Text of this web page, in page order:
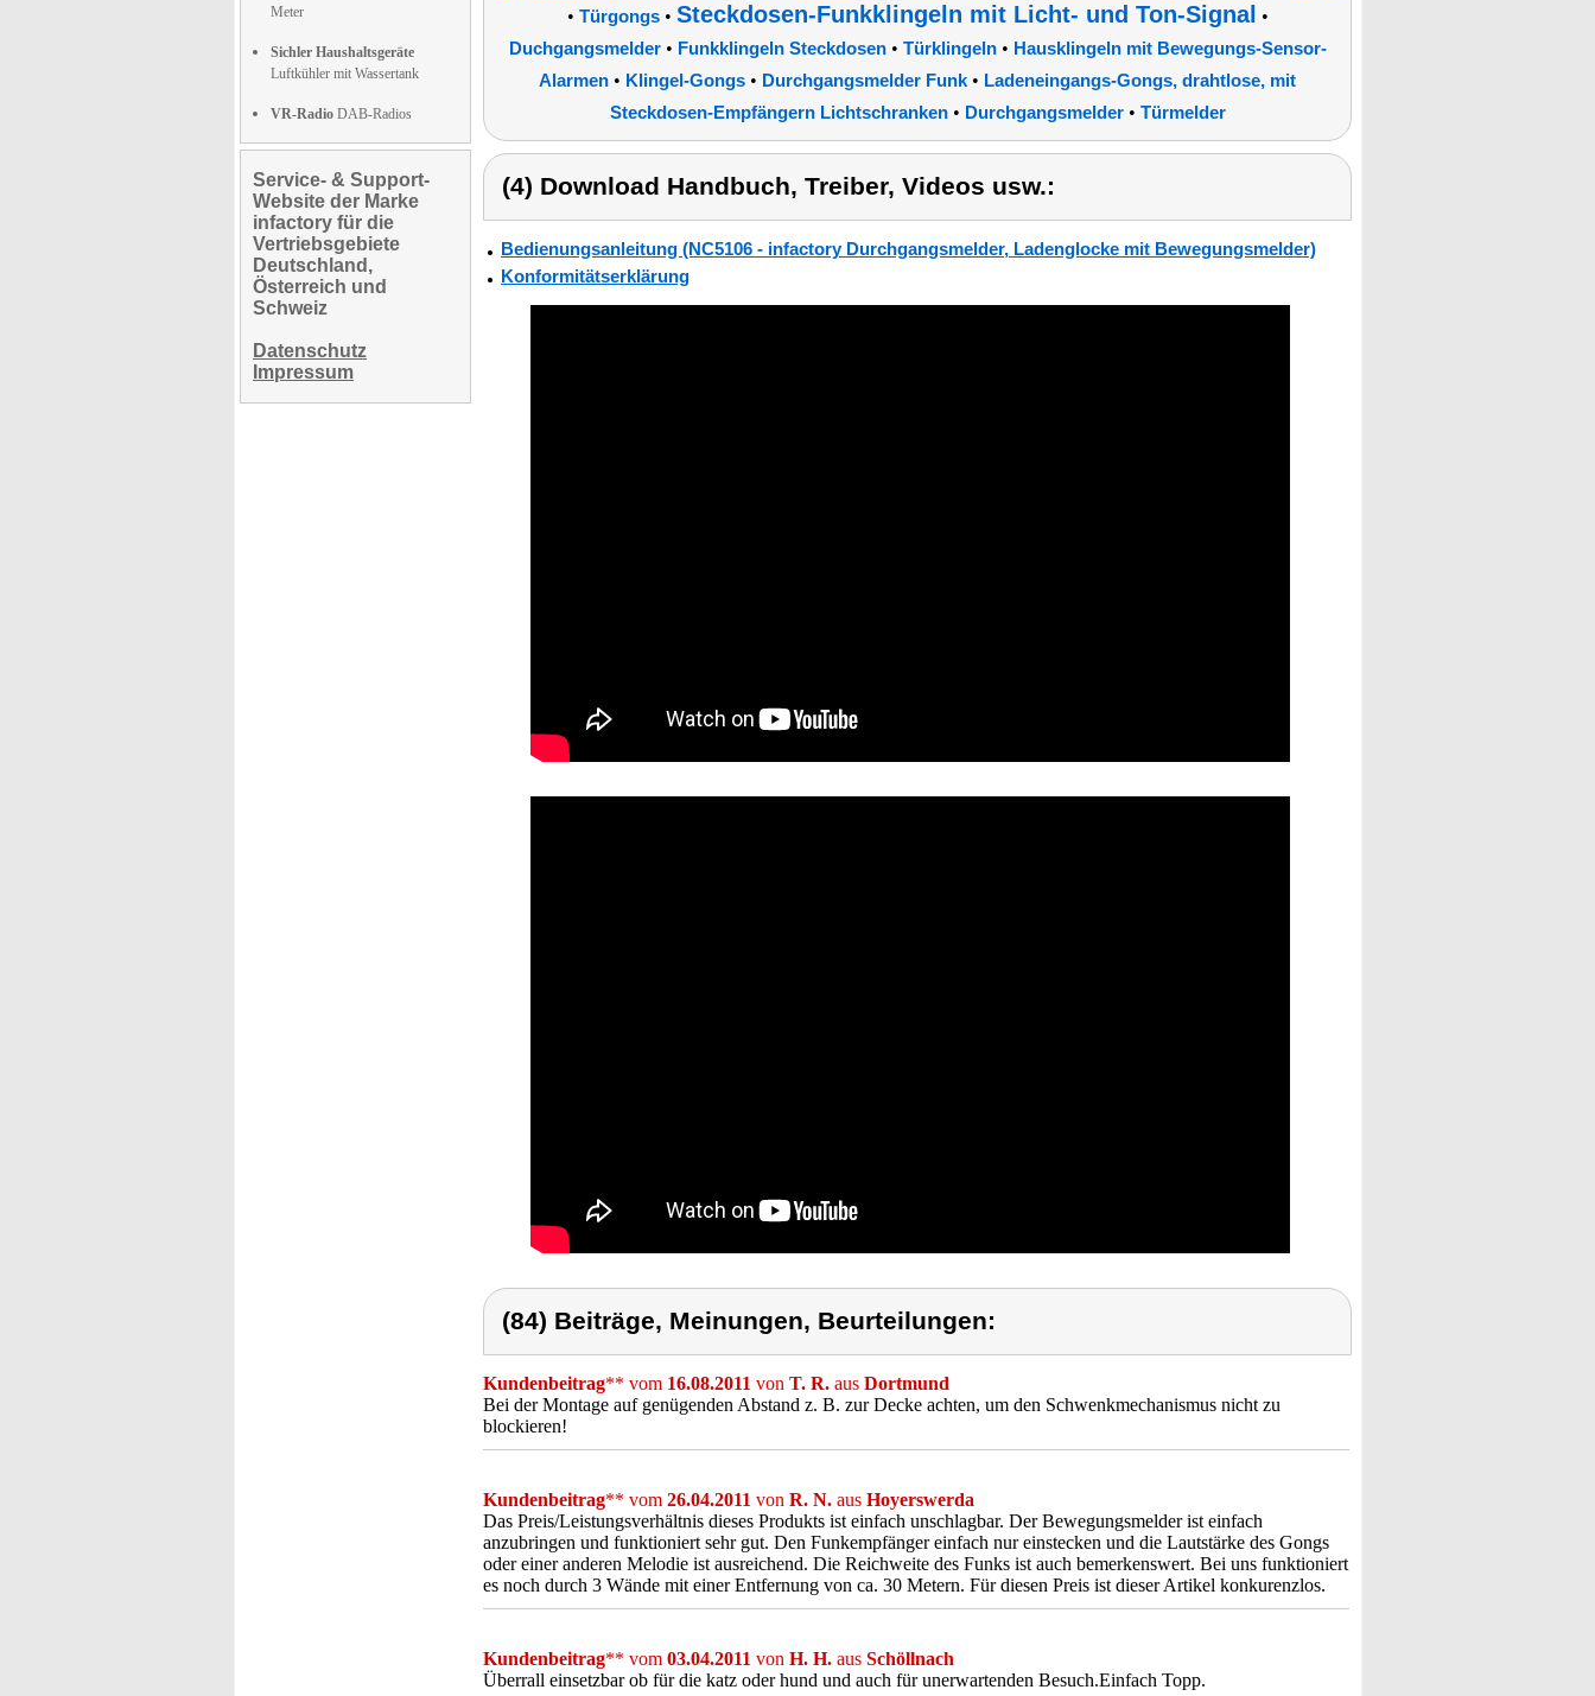
Meter
Sichler Haushaltsgeräte
Luftkühler mit Wassertank
VR-Radio DAB-Radios
Service- & Support-
Website der Marke
infactory für die
Vertriebsgebiete
Deutschland,
Österreich und
Schweiz
Datenschutz
Impressum
• Türgongs• Steckdosen-Funkklingeln mit Licht- und Ton-Signal •
Duchgangsmelder• Funkklingeln Steckdosen• Türklingeln• Hausklingeln mit Bewegungs-Sensor-
Alarmen • Klingel-Gongs • Durchgangsmelder Funk • Ladeneingangs-Gongs, drahtlose, mit
Steckdosen-Empfängern Lichtschranken• Durchgangsmelder• Türmelder
(4) Download Handbuch, Treiber, Videos usw.:
Bedienungsanleitung (NC5106 - infactory Durchgangsmelder, Ladenglocke mit Bewegungsmelder)
Konformitätserklärung
(84) Beiträge, Meinungen, Beurteilungen:
Kundenbeitrag** vom 16.08.2011 von T. R. aus Dortmund
Bei der Montage auf genügenden Abstand z. B. zur Decke achten, um den Schwenkmechanismus nicht zu
blockieren!
Kundenbeitrag** vom 26.04.2011 von R. N. aus Hoyerswerda
Das Preis/Leistungsverhältnis dieses Produkts ist einfach unschlagbar. Der Bewegungsmelder ist einfach
anzubringen und funktioniert sehr gut. Den Funkempfänger einfach nur einstecken und die Lautstärke des Gongs
oder einer anderen Melodie ist ausreichend. Die Reichweite des Funks ist auch bemerkenswert. Bei uns funktioniert
es noch durch 3 Wände mit einer Entfernung von ca. 30 Metern. Für diesen Preis ist dieser Artikel konkurenzlos.
Kundenbeitrag** vom 03.04.2011 von H. H. aus Schöllnach
Überrall einsetzbar ob für die katz oder hund und auch für unerwartenden Besuch.Einfach Topp.